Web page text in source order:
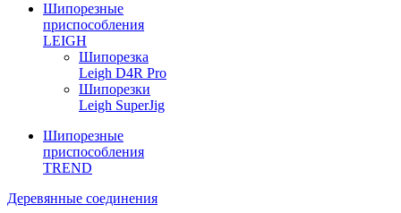
Шипорезные
приспособления
LEIGH
Шипорезка
Leigh D4R Pro
Шипорезки
Leigh SuperJig
Шипорезные
приспособления
TREND
Деревянные соединения